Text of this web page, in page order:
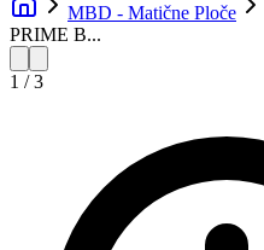
MBD - Matične Ploče
PRIME B...
1 /3